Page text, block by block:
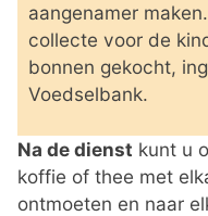
aangenamer
collecte voor de
bonnen gekocht,
Voedselbank.
Na de dienst kunt u
koffie of thee met
ontmoeten en naar